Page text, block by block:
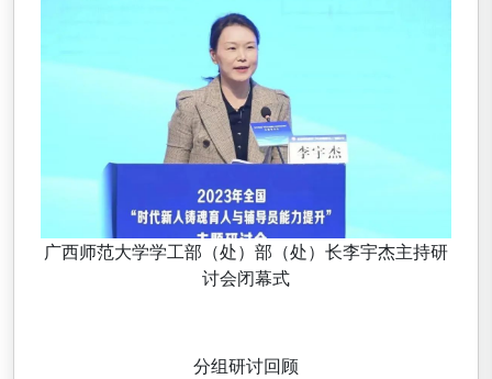
广西师范大学学工部（处）部（处）长李宇杰主持研
讨会闭幕式
分组研讨回顾